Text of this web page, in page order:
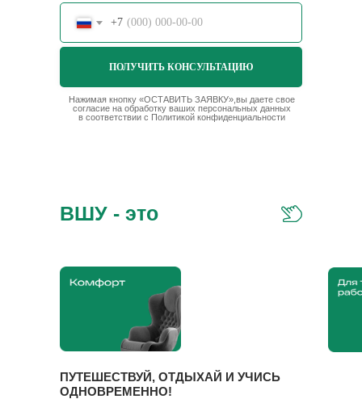
+7
ПОЛУЧИТЬ КОНСУЛЬТАЦИЮ
Нажимая кнопку «ОСТАВИТЬ ЗАЯВКУ»,вы даете свое
согласие на обработку ваших персональных данных
в соответствии с Политикой конфиденциальности
ВШУ - это
ПУТЕШЕСТВУЙ, ОТДЫХАЙ И УЧИСЬ
ОДНОВРЕМЕННО!